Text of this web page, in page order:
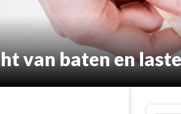
van baten en